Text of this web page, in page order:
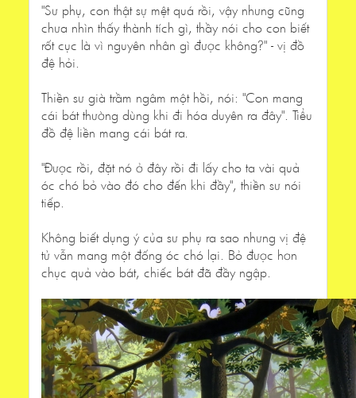
"Sư phụ, con thật sự mệt quá rồi, vậy nhưng cũng
chưa nhìn thấy thành tích gì, thầy nói cho con biết
rốt cục là vì nguyên nhân gì được không?" - vị đồ
đệ hỏi.
Thiền sư già trầm ngâm một hồi, nói: "Con mang
cái bát thường dùng khi đi hóa duyên ra đây". Tiểu
đồ đệ liền mang cái bát ra.
"Được rồi, đặt nó ở đây rồi đi lấy cho ta vài quả
óc chó bỏ vào đó cho đến khi đầy", thiền sư nói
tiếp.
Không biết dụng ý của sư phụ ra sao nhưng vị đệ
tử vẫn mang một đống óc chó lại. Bỏ được hơn
chục quả vào bát, chiếc bát đã đầy ngập.